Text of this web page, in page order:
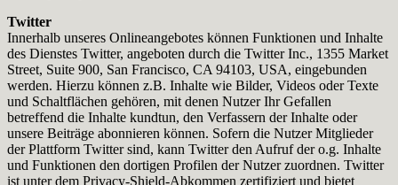
Twitter
Innerhalb unseres Onlineangebotes können Funktionen und Inhalte
des Dienstes Twitter, angeboten durch die Twitter Inc., 1355 Market
Street, Suite 900, San Francisco, CA 94103, USA, eingebunden
werden. Hierzu können z.B. Inhalte wie Bilder, Videos oder Texte
und Schaltflächen gehören, mit denen Nutzer Ihr Gefallen
betreffend die Inhalte kundtun, den Verfassern der Inhalte oder
unsere Beiträge abonnieren können. Sofern die Nutzer Mitglieder
der Plattform Twitter sind, kann Twitter den Aufruf der o.g. Inhalte
und Funktionen den dortigen Profilen der Nutzer zuordnen. Twitter
ist unter dem Privacy-Shield-Abkommen zertifiziert und bietet